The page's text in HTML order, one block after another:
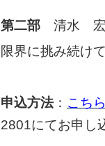
第二部 清水 宏
限界に挑み続け
申込方法： こち
2801にてお申し